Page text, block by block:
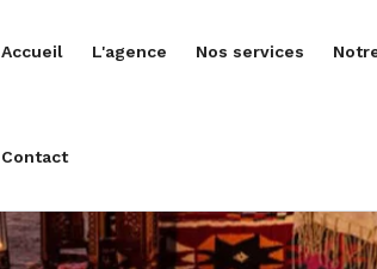
Accueil L'agence Nos services
Contact